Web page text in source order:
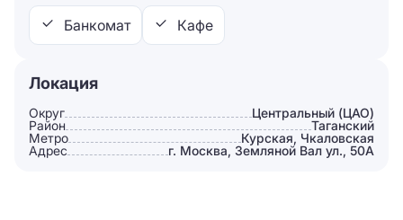
Банкомат Кафе
Локация
Округ
Центральный (ЦАО)
Район
Таганский
Метро
Курская, Чкаловская
Адрес
г. Москва, Земляной Вал ул., 50А